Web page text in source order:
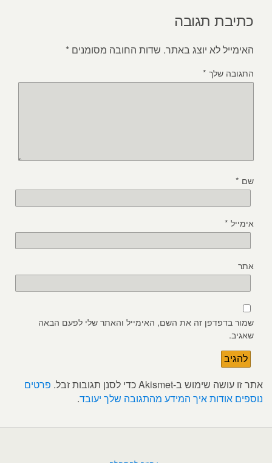
כתיבת תגובה
האימייל לא יוצג באתר. שדות החובה מסומנים *
התגובה שלך *
שם *
אימייל *
אתר
שמור בדפדפן זה את השם, האימייל והאתר שלי לפעם הבאה
שאגיב.
אתר זו עושה שימוש ב-Akismet כדי לסנן תגובות זבל.
פרטים
נוספים אודות איך המידע מהתגובה שלך יעובד.